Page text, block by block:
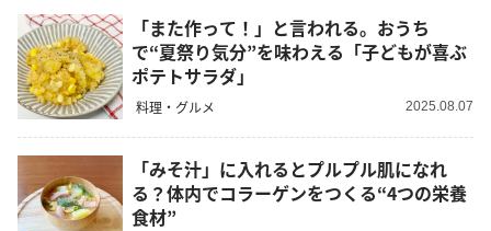
「また作って！」と言われる。おうち
で“夏祭り気分”を味わえる「子どもが喜ぶ
ポテトサラダ」
料理・グルメ 2025.08.07
「みそ汁」に入れるとプルプル肌になれ
る？体内でコラーゲンをつくる“4つの栄養
食材”